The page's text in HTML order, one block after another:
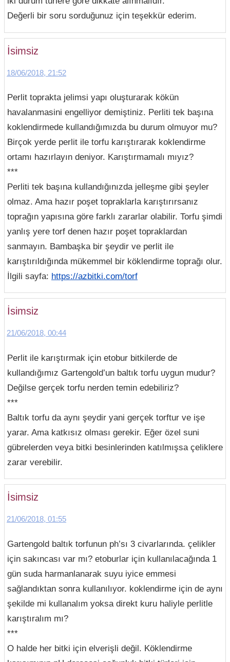
Değerli bir soru sorduğunuz için teşekkür ederim.
İsimsiz
18/06/2018, 21:52
Perlit toprakta jelimsi yapı oluşturarak kökün
havalanmasini engelliyor demiştiniz. Perliti tek başına
koklendirmede kullandığımızda bu durum olmuyor mu?
Birçok yerde perlit ile torfu karıştırarak koklendirme
ortamı hazırlayın deniyor. Karıştırmamalı mıyız?
***
Perliti tek başına kullandığınızda jelleşme gibi şeyler
olmaz. Ama hazır poşet topraklarla karıştırırsanız
toprağın yapısına göre farklı zararlar olabilir. Torfu şimdi
yanlış yere torf denen hazır poşet topraklardan
sanmayın. Bambaşka bir şeydir ve perlit ile
karıştırıldığında mükemmel bir köklendirme toprağı olur.
İlgili sayfa: https://azbitki.com/torf
İsimsiz
21/06/2018, 00:44
Perlit ile karıştırmak için etobur bitkilerde de
kullandığımız Gartengold’un baltık torfu uygun mudur?
Değilse gerçek torfu nerden temin edebiliriz?
***
Baltık torfu da aynı şeydir yani gerçek torftur ve işe
yarar. Ama katkısız olması gerekir. Eğer özel suni
gübrelerden veya bitki besinlerinden katılmışsa çeliklere
zarar verebilir.
İsimsiz
21/06/2018, 01:55
Gartengold baltık torfunun ph’sı 3 civarlarında. çelikler
için sakıncası var mı? etoburlar için kullanılacağında 1
gün suda harmanlanarak suyu iyice emmesi
sağlandıktan sonra kullanılıyor. koklendirme için de aynı
şekilde mi kullanalım yoksa direkt kuru haliyle perlitle
karıştıralım mı?
***
O halde her bitki için elverişli değil. Köklendirme